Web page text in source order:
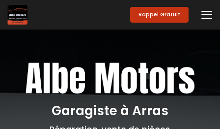
Aller
au
contenu
principal
Rappel Gratuit
Garagiste à Arras